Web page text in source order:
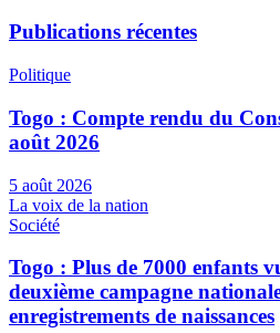
Publications récentes
Politique
Togo : Compte rendu du
août 2026
5 août 2026
La voix de la nation
Société
Togo : Plus de 7000 enfants
deuxième campagne
enregistrements de naissances